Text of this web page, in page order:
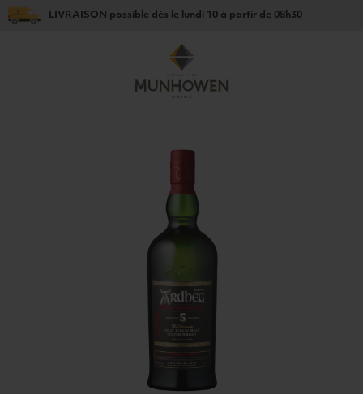
LIVRAISON possible dès le lundi 10 à partir de 08h30